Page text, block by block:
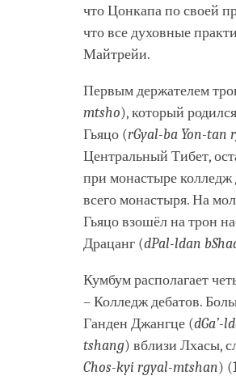
что Цонкапа по своей
что все духовные
Майтрейи.
Первым держателем
mtsho), который
Гьяцо (rGyal-ba Yon-tan
Центральный Тибет,
при монастыре колледж
всего монастыря. На
Гьяцо взошёл на трон
Драцанг (dPal-ldan
Кумбум располагает
– Колледж дебатов.
Ганден Джангце (dGa’-
tshang) вблизи Лхасы,
Chos-kyi rgyal-mtshan)